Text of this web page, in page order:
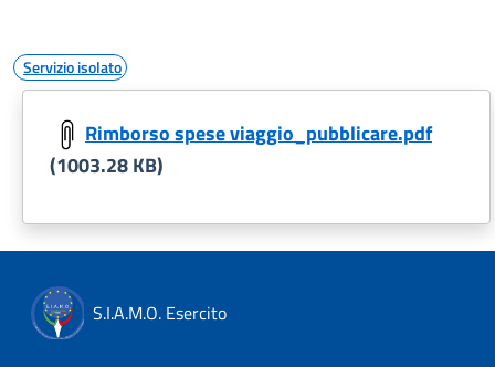
Servizio isolato
Rimborso spese viaggio_pubblicare.pdf
(1003.28 KB)
S.I.A.M.O. Esercito